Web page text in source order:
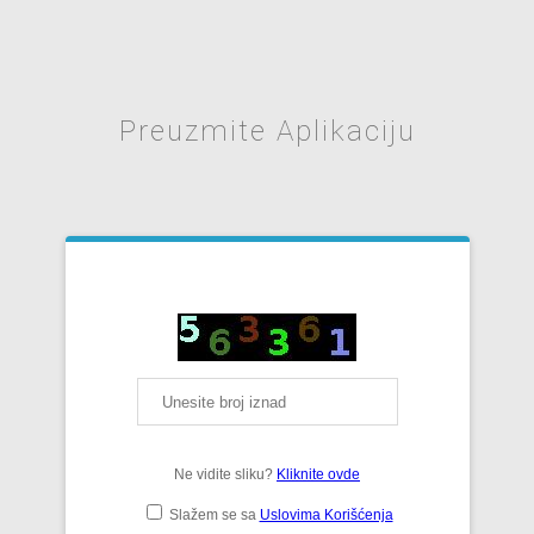
Preuzmite Aplikaciju
Ne vidite sliku? Kliknite ovde
Slažem se sa Uslovima Korišćenja